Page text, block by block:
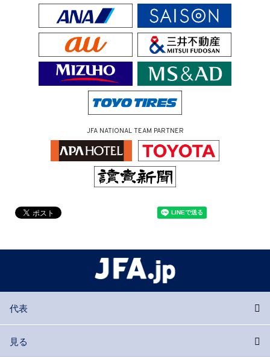
JFA NATIONAL TEAM PARTNER
代表
見る